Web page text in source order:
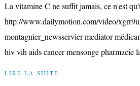
La vitamine C ne suffit jamais, ce n'est
http://www.dailymotion.com/video/
montagnier_newsservier mediator
hiv vih aids cancer mensonge pharmacie
LIRE LA SUITE